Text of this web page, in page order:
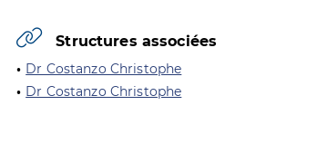
Structures associées
Dr Costanzo Christophe
Dr Costanzo Christophe